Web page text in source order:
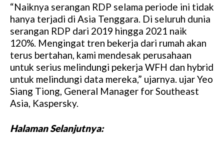
“Naiknya serangan RDP selama periode ini tidak
hanya terjadi di Asia Tenggara. Di seluruh dunia
serangan RDP dari 2019 hingga 2021 naik
120%. Mengingat tren bekerja dari rumah akan
terus bertahan, kami mendesak perusahaan
untuk serius melindungi pekerja WFH dan hybrid
untuk melindungi data mereka,” ujarnya. ujar Yeo
Siang Tiong, General Manager for Southeast
Asia, Kaspersky.
Halaman Selanjutnya: